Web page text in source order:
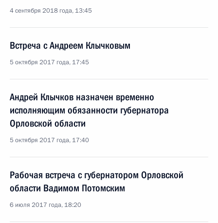
4 сентября 2018 года, 13:45
Встреча с Андреем Клычковым
5 октября 2017 года, 17:45
Андрей Клычков назначен временно
исполняющим обязанности губернатора
Орловской области
5 октября 2017 года, 17:40
Рабочая встреча с губернатором Орловской
области Вадимом Потомским
6 июля 2017 года, 18:20